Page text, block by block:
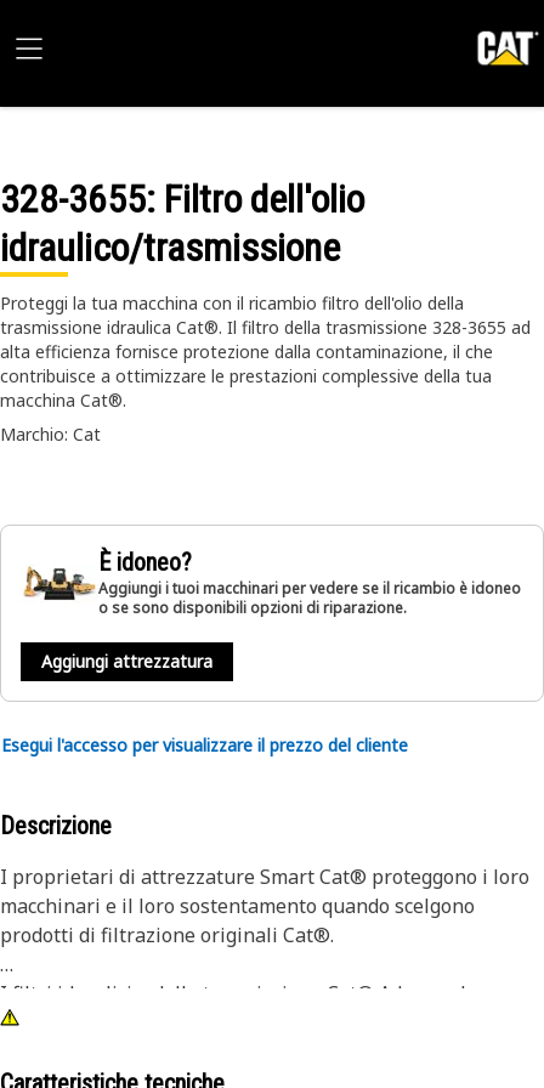
328-3655: Filtro dell'olio
idraulico/trasmissione
Proteggi la tua macchina con il ricambio filtro dell'olio della
trasmissione idraulica Cat®. Il filtro della trasmissione 328-3655 ad
alta efficienza fornisce protezione dalla contaminazione, il che
contribuisce a ottimizzare le prestazioni complessive della tua
macchina Cat®.
Marchio: Cat
È idoneo?
Aggiungi i tuoi macchinari per vedere se il ricambio è idoneo
o se sono disponibili opzioni di riparazione.
Aggiungi attrezzatura
Esegui l'accesso per visualizzare il prezzo del cliente
Descrizione
I proprietari di attrezzature Smart Cat® proteggono i loro
macchinari e il loro sostentamento quando scelgono
prodotti di filtrazione originali Cat®.
I filtri idraulici e della trasmissione Cat® Advanced
Efficiency garantiscono un maggiore controllo della
trattenere lo sporco superiore. Utilizzando materiali